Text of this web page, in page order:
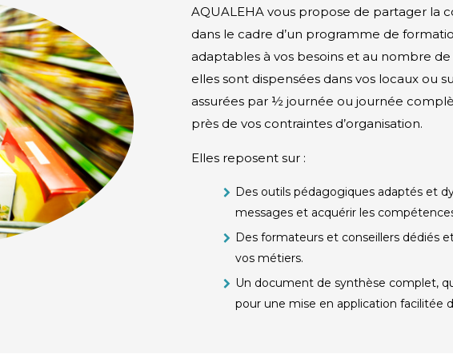
AQUALEHA vous propose de partager la
dans le cadre d’un programme de
adaptables à vos besoins et au nombre
elles sont dispensées dans vos locaux ou
assurées par ½ journée ou journée
près de vos contraintes d’organisation.
Elles reposent sur :
Des outils pédagogiques adaptés et
messages et acquérir les
Des formateurs et conseillers dédiés
vos métiers.
Un document de synthèse complet,
pour une mise en application facilitée